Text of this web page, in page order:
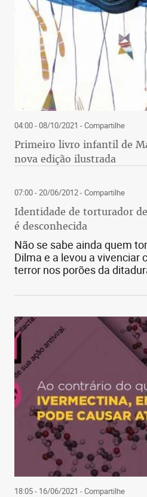
04:00 - 08/10/2021 - Compartilhe
Primeiro livro infantil de
nova edição ilustrada
07:00 - 20/06/2012- Compartilhe
Identidade de torturador
é desconhecida
Não se sabe ainda quem
Dilma e a levou a vivenciar
terror nos porões da
18:05 - 16/06/2021 - Compartilhe